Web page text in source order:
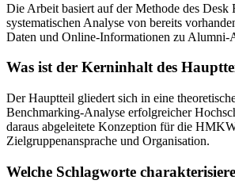
Die Arbeit basiert auf der Methode des Desk
systematischen Analyse von bereits
Daten und Online-Informationen zu Alumni-
Was ist der Kerninhalt des
Der Hauptteil gliedert sich in eine
Benchmarking-Analyse erfolgreicher
daraus abgeleitete Konzeption für die
Zielgruppenansprache und Organisation.
Welche Schlagworte